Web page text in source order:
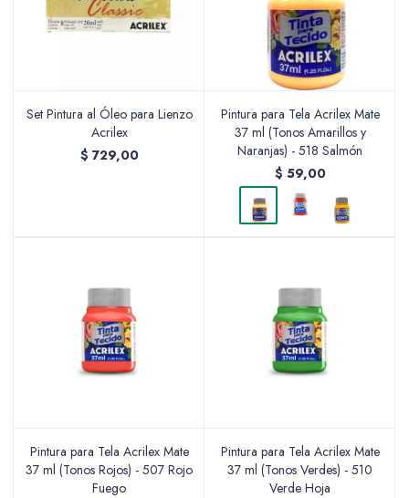
Set Pintura al Óleo para Lienzo
Acrilex
$ 729,00
Pintura para Tela Acrilex Mate
37 ml (Tonos Amarillos y
Naranjas) - 518 Salmón
$ 59,00
Pintura para Tela Acrilex Mate
37 ml (Tonos Rojos) - 507 Rojo
Fuego
Pintura para Tela Acrilex Mate
37 ml (Tonos Verdes) - 510
Verde Hoja